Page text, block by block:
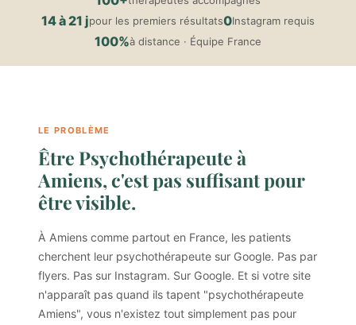
14 à 21 jpour les premiers résultats0Instagram requis
100%à distance · Équipe France
LE PROBLÈME
Être Psychothérapeute à
Amiens, c'est pas suffisant pour
être visible.
À Amiens comme partout en France, les patients
cherchent leur psychothérapeute sur Google. Pas par
flyers. Pas sur Instagram. Sur Google. Et si votre site
n'apparaît pas quand ils tapent "psychothérapeute
Amiens", vous n'existez tout simplement pas pour